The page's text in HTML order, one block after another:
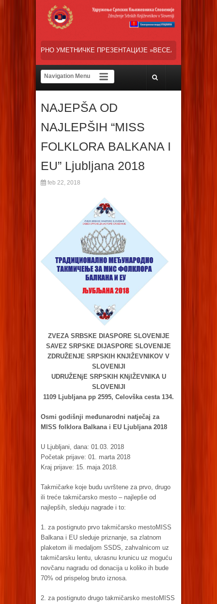
»ВЕСЕЛИ ДАНИ СРПСКЕ ДИЈАСПОРЕ« НАША ТРЕНУТНА
NAJEPŠA OD
NAJLEPŠIH “MISS
FOLKLORA BALKANA I
EU” Ljubljana 2018
feb 22, 2018
ZVEZA SRBSKE DIASPORE SLOVENIJE
SAVEZ SRPSKE DIJASPORE SLOVENIJE
ZDRUŽENJE SRPSKIH KNJIŽEVNIKOV V
SLOVENIJI
UDRUŽENjE SRPSKIH KNjIŽEVNIKA U
SLOVENIJI
1109 Ljubljana pp 2595, Celovška cesta 134.
Osmi godišnji međunarodni natječaj za
MISS folklora Balkana i EU Ljubljana 2018
U Ljubljani, dana: 01.03. 2018
Početak prijave: 01. marta 2018
Kraj prijave: 15. maja 2018.
Takmičarke koje budu uvrštene za prvo, drugo
ili treće takmičarsko mesto – najlepše od
najlepših, sleduju nagrade i to:
1. za postignuto prvo takmičarsko mestoMISS
Balkana i EU sleduje priznanje, sa zlatnom
plaketom ili medaljom SSDS, zahvalnicom uz
takmičarsku lentu, ukrasnu krunicu uz moguću
novčanu nagradu od donacija u koliko ih bude
70% od prispelog bruto iznosa.
2. za postignuto drugo takmičarsko mestoMISS